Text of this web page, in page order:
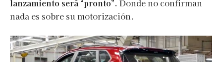
lanzamiento será “pronto”. Donde no confirman
nada es sobre su motorización.